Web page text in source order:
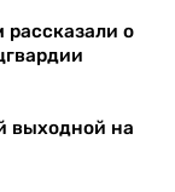
о
выходной на